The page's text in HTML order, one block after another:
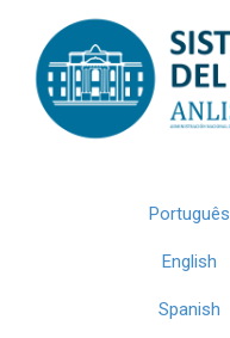
navigation
Português
English
Spanish